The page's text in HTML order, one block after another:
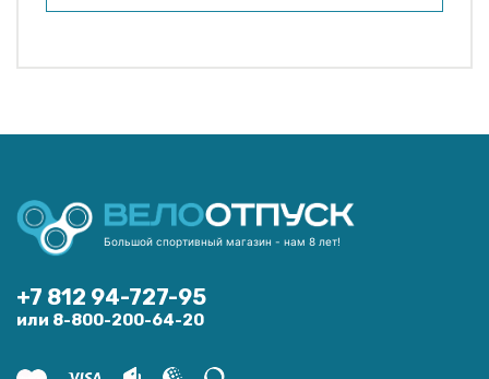
Большой спортивный магазин - нам 8 лет!
+7 812 94-727-95
или 8-800-200-64-20